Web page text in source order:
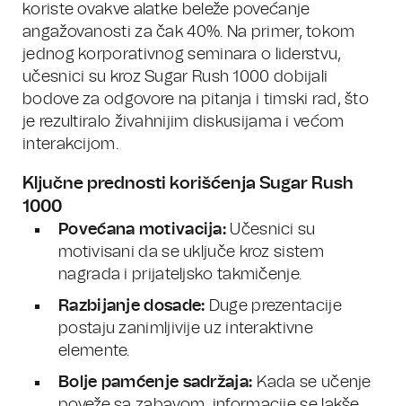
koriste ovakve alatke beleže povećanje
angažovanosti za čak 40%. Na primer, tokom
jednog korporativnog seminara o liderstvu,
učesnici su kroz Sugar Rush 1000 dobijali
bodove za odgovore na pitanja i timski rad, što
je rezultiralo živahnijim diskusijama i većom
interakcijom.
Ključne prednosti korišćenja Sugar Rush
1000
Povećana motivacija: Učesnici su
motivisani da se uključe kroz sistem
nagrada i prijateljsko takmičenje.
Razbijanje dosade: Duge prezentacije
postaju zanimljivije uz interaktivne
elemente.
Bolje pamćenje sadržaja: Kada se učenje